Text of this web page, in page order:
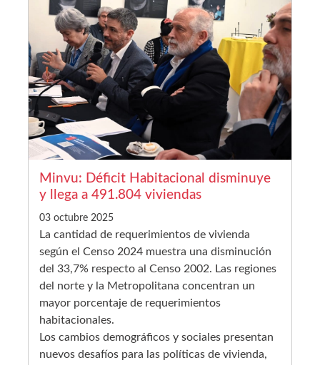
Minvu: Déficit Habitacional disminuye
y llega a 491.804 viviendas
03 octubre 2025
La cantidad de requerimientos de vivienda
según el Censo 2024 muestra una disminución
del 33,7% respecto al Censo 2002. Las regiones
del norte y la Metropolitana concentran un
mayor porcentaje de requerimientos
habitacionales.
Los cambios demográficos y sociales presentan
nuevos desafíos para las políticas de vivienda,